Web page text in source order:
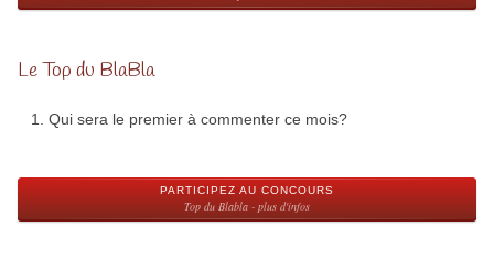
Le Top du BlaBla
Qui sera le premier à commenter ce mois?
PARTICIPEZ AU CONCOURS
Top du Blabla - plus d'infos